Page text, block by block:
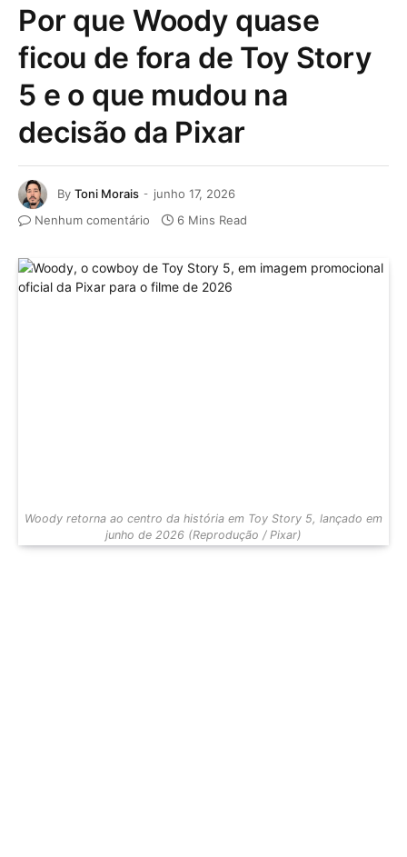
Por que Woody quase
ficou de fora de Toy Story
5 e o que mudou na
decisão da Pixar
By Toni Morais
junho 17, 2026
Nenhum comentário
6 Mins Read
Woody retorna ao centro da história em Toy Story 5, lançado em
junho de 2026 (Reprodução / Pixar)